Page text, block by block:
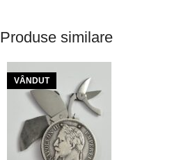
Produse similare
VÂNDUT